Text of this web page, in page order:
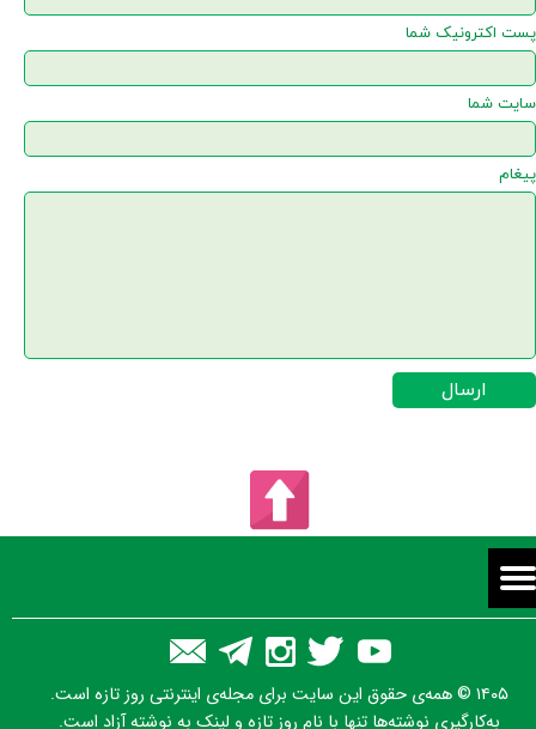
پست اکترونیک شما
سایت شما
پیغام
ارسال
۱۴۰۵ © همه‌ی حقوق این سایت برای مجله‌ی اینترنتی روز تازه است.
به‌کارگیری نوشته‌ها تنها با نام روز تازه و لینک به نوشته آزاد است.